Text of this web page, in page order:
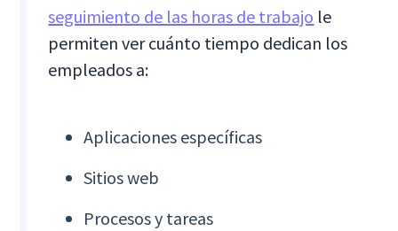
seguimiento de las horas de trabajo le
permiten ver cuánto tiempo dedican los
empleados a:
Aplicaciones específicas
Sitios web
Procesos y tareas